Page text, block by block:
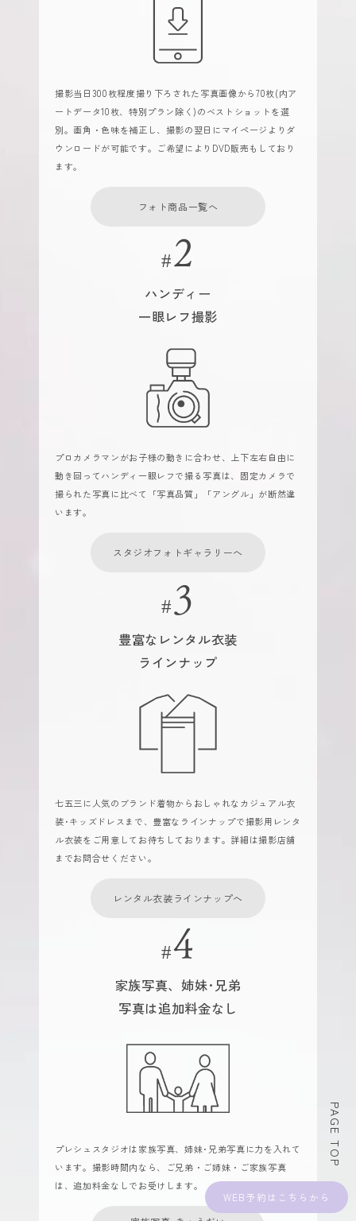
WEB予約
撮影当日300枚程度撮り下ろされた写真画像から70枚(内ア
ートデータ10枚、特別プラン除く)のベストショットを選
別。画角・色味を補正し、撮影の翌日にマイページよりダ
ウンロードが可能です。ご希望によりDVD販売もしており
ます。
フォト商品一覧へ
ハンディー
一眼レフ撮影
プロカメラマンがお子様の動きに合わせ、上下左右自由に
動き回ってハンディ一眼レフで撮る写真は、固定カメラで
撮られた写真に比べて「写真品質」「アングル」が断然違
います。
スタジオフォトギャラリーへ
豊富なレンタル衣装
ラインナップ
七五三に人気のブランド着物からおしゃれなカジュアル衣
装･キッズドレスまで、豊富なラインナップで撮影用レンタ
ル衣装をご用意してお待ちしております。詳細は撮影店舗
までお問合せください。
レンタル衣装ラインナップへ
家族写真、姉妹･兄弟
写真は追加料金なし
プレシュスタジオは家族写真、姉妹･兄弟写真に力を入れて
います。撮影時間内なら、ご兄弟・ご姉妹・ご家族写真
は、追加料金なしでお受けします。
PAGE TOP